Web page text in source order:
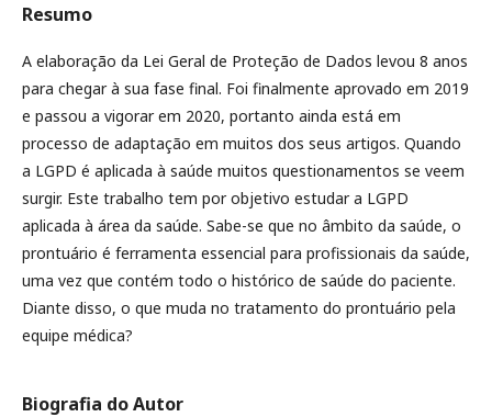
Resumo
A elaboração da Lei Geral de Proteção de Dados levou 8 anos
para chegar à sua fase final. Foi finalmente aprovado em 2019
e passou a vigorar em 2020, portanto ainda está em
processo de adaptação em muitos dos seus artigos. Quando
a LGPD é aplicada à saúde muitos questionamentos se veem
surgir. Este trabalho tem por objetivo estudar a LGPD
aplicada à área da saúde. Sabe-se que no âmbito da saúde, o
prontuário é ferramenta essencial para profissionais da saúde,
uma vez que contém todo o histórico de saúde do paciente.
Diante disso, o que muda no tratamento do prontuário pela
equipe médica?
Biografia do Autor